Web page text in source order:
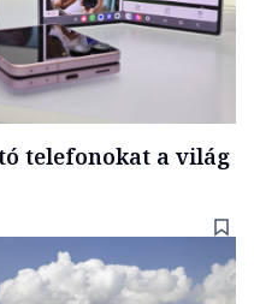
telefonokat a világ